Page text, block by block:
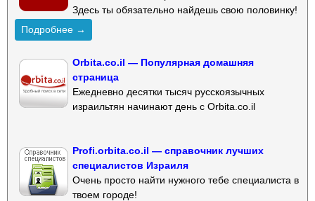
Здесь ты обязательно найдешь свою половинку!
Подробнее →
Orbita.co.il — Популярная домашняя
страница
Ежедневно десятки тысяч русскоязычных
израильтян начинают день с Orbita.co.il
Profi.orbita.co.il — справочник лучших
специалистов Израиля
Очень просто найти нужного тебе специалиста в
твоем городе!